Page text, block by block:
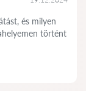
és milyen
történt